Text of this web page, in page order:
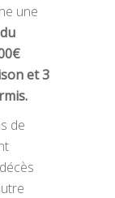
une
et 3
de